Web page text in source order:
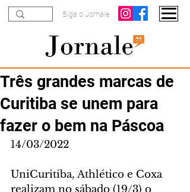
Siga o Jornale
Três grandes marcas de
Curitiba se unem para
fazer o bem na Páscoa
14/03/2022
UniCuritiba, Athlético e Coxa
realizam no sábado (19/3) o